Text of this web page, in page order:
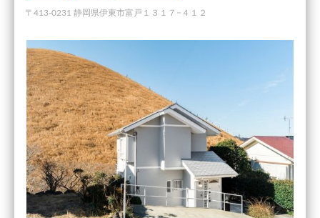
〒413-0231 静岡県伊東市富戸１３１７−４１２